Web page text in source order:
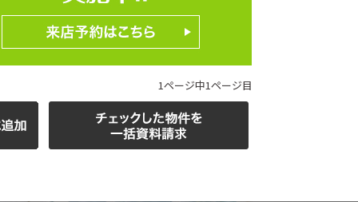
1ページ中1ページ目